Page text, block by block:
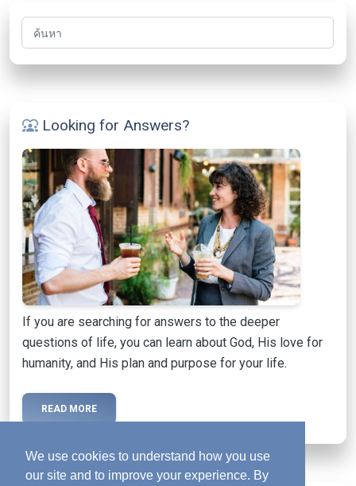
We use cookies to understand how you use
our site and to improve your experience. By
ค้นหา
diversity_1 Looking for Answers?
If you are searching for answers to the deeper
questions of life, you can learn about God, His love for
humanity, and His plan and purpose for your life.
READ MORE